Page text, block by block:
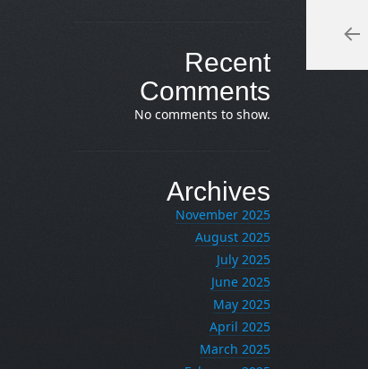
Recent
Comments
No comments to show.
Archives
November 2025
August 2025
July 2025
June 2025
May 2025
April 2025
March 2025